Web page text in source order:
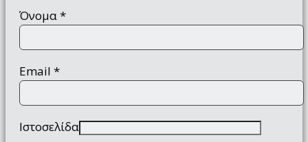
Όνομα*
Email *
Ιστοσελίδα